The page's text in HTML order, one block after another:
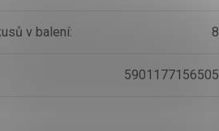
v balení: 8
5901177156505